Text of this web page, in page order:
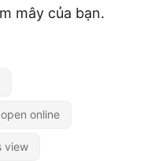
mây của bạn.
online
view